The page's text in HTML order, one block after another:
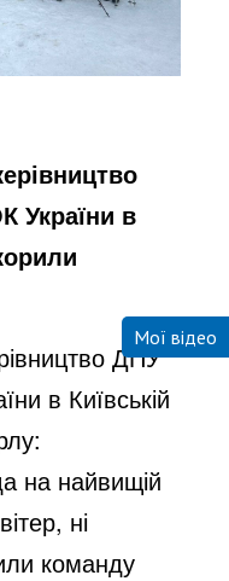
України в
ДПУ
в Київській
на найвищій
ні
команду
Мої відео